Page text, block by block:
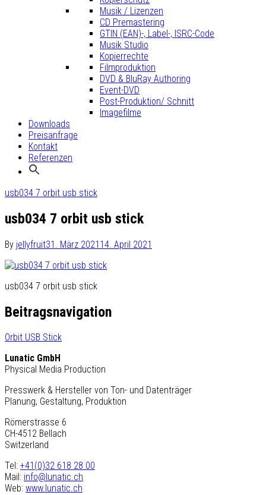
Musik / Lizenzen
CD Premastering
GTIN (EAN)-, Label-, ISRC-Code
Musik Studio
Kopierrechte
Filmproduktion
DVD & BluRay Authoring
Event-DVD
Post-Produktion/ Schnitt
Imagefilme
Downloads
Preisanfrage
Kontakt
Referenzen
usb034 7 orbit usb stick
usb034 7 orbit usb stick
By jellyfruit31. März 2021 14. April 2021
usb034 7 orbit usb stick
Beitragsnavigation
Orbit USB Stick
Lunatic GmbH
Physical Media Production
Presswerk & Hersteller von Ton- und Datenträger
Planung, Gestaltung, Produktion
Römerstrasse 6
CH-4512 Bellach
Switzerland
Tel: +41(0)32 618 28 00
Mail: info@lunatic.ch
Web: www.lunatic.ch